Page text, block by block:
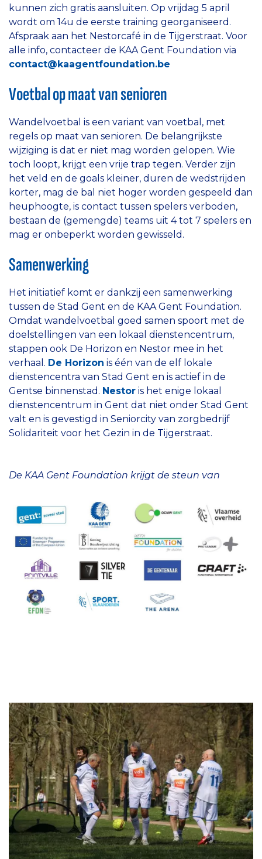
kunnen zich gratis aansluiten. Op vrijdag 5 april
wordt om 14u de eerste training georganiseerd.
Afspraak aan het Nestorcafé in de Tijgerstraat. Voor
alle info, contacteer de KAA Gent Foundation via
contact@kaagentfoundation.be
Voetbal op maat van senioren
Wandelvoetbal is een variant van voetbal, met
regels op maat van senioren. De belangrijkste
wijziging is dat er niet mag worden gelopen. Wie
toch loopt, krijgt een vrije trap tegen. Verder zijn
het veld en de goals kleiner, duren de wedstrijden
korter, mag de bal niet hoger worden gespeeld dan
heuphoogte, is contact tussen spelers verboden,
bestaan de (gemengde) teams uit 4 tot 7 spelers en
mag er onbeperkt worden gewisseld.
Samenwerking
Het initiatief komt er dankzij een samenwerking
tussen de Stad Gent en de KAA Gent Foundation.
Omdat wandelvoetbal goed samen spoort met de
doelstellingen van een lokaal dienstencentrum,
stappen ook De Horizon en Nestor mee in het
verhaal. De Horizon is één van de elf lokale
dienstencentra van Stad Gent en is actief in de
Gentse binnenstad. Nestor is het enige lokaal
dienstencentrum in Gent dat niet onder Stad Gent
valt en is gevestigd in Seniorcity van zorgbedrijf
Solidariteit voor het Gezin in de Tijgerstraat.
De KAA Gent Foundation krijgt de steun van